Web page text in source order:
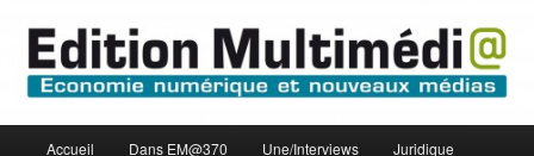
contenu
principal
contenu
secondaire
Edition Multimédi@
Accueil Dans EM@370 Une/Interviews Juridique